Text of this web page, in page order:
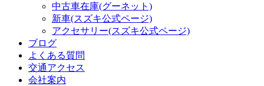
中古車在庫(グーネット)
新車(スズキ公式ページ)
アクセサリー(スズキ公式ページ)
ブログ
よくある質問
交通アクセス
会社案内